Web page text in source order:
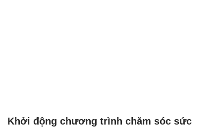
Khởi động chương trình chăm sóc sức